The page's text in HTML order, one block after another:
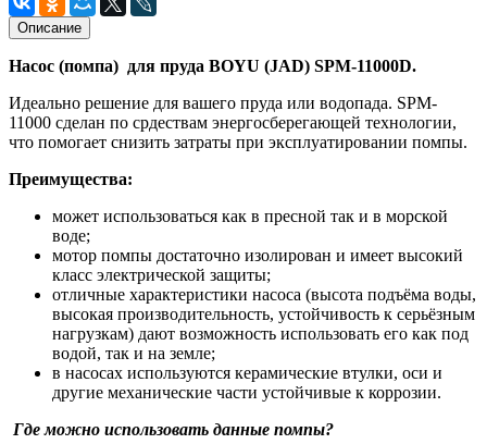
Описание
Насос (помпа) для пруда BOYU (JAD) SPM-11000D.
Идеально решение для вашего пруда или водопада. SPM-
11000 сделан по срдествам энергосберегающей технологии,
что помогает снизить затраты при эксплуатировании помпы.
Преимущества:
может использоваться как в пресной так и в морской
воде;
мотор помпы достаточно изолирован и имеет высокий
класс электрической защиты;
отличные характеристики насоса (высота подъёма воды,
высокая производительность, устойчивость к серьёзным
нагрузкам) дают возможность использовать его как под
водой, так и на земле;
в насосах используются керамические втулки, оси и
другие механические части устойчивые к коррозии.
Где можно использовать данные помпы?